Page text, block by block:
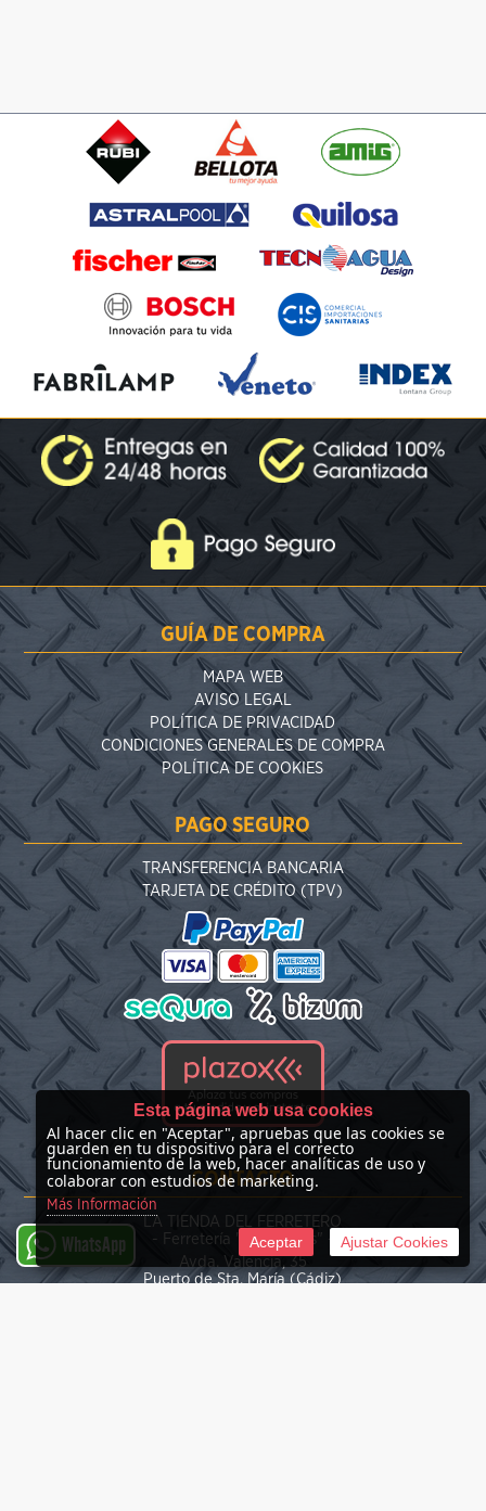
GUÍA DE COMPRA
MAPA WEB
AVISO LEGAL
POLÍTICA DE PRIVACIDAD
CONDICIONES GENERALES DE COMPRA
POLÍTICA DE COOKIES
PAGO SEGURO
TRANSFERENCIA BANCARIA
TARJETA DE CRÉDITO (TPV)
CONTACTO
LA TIENDA DEL FERRETERO
- Ferretería "Las Nieves" -
Avda. Valencia, 35
Puerto de Sta. María (Cádiz)
WhatsApp
Esta página web usa cookies
Al hacer clic en "Aceptar", apruebas que las cookies se
guarden en tu dispositivo para el correcto
funcionamiento de la web, hacer analíticas de uso y
colaborar con estudios de marketing.
Más Información
Aceptar Ajustar Cookies